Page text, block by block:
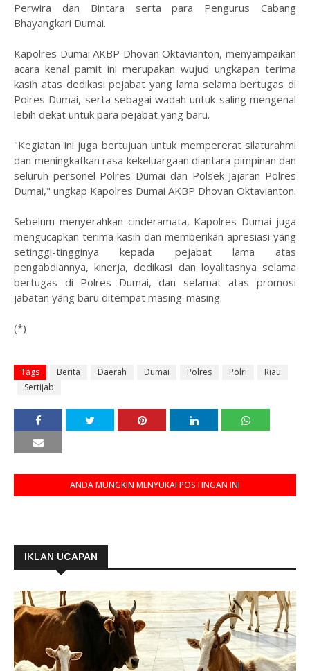
Perwira dan Bintara serta para Pengurus Cabang
Bhayangkari Dumai.
Kapolres Dumai AKBP Dhovan Oktavianton, menyampaikan
acara kenal pamit ini merupakan wujud ungkapan terima
kasih atas dedikasi pejabat yang lama selama bertugas di
Polres Dumai, serta sebagai wadah untuk saling mengenal
lebih dekat untuk para pejabat yang baru.
"Kegiatan ini juga bertujuan untuk mempererat silaturahmi
dan meningkatkan rasa kekeluargaan diantara pimpinan dan
seluruh personel Polres Dumai dan Polsek Jajaran Polres
Dumai," ungkap Kapolres Dumai AKBP Dhovan Oktavianton.
Sebelum menyerahkan cinderamata, Kapolres Dumai juga
mengucapkan terima kasih dan memberikan apresiasi yang
setinggi-tingginya kepada pejabat lama atas
pengabdiannya, kinerja, dedikasi dan loyalitasnya selama
bertugas di Polres Dumai, dan selamat atas promosi
jabatan yang baru ditempat masing-masing.
(*)
Tags Berita Daerah Dumai Polres Polri
Riau
Sertijab
ANDA MUNGKIN MENYUKAI POSTINGAN INI
IKLAN UCAPAN